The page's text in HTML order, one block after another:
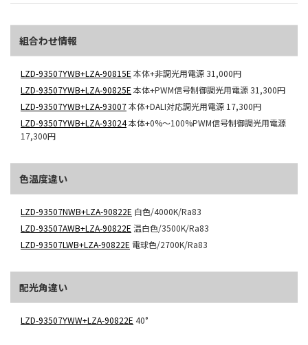
組合わせ情報
LZD-93507YWB+LZA-90815E 本体+非調光用電源31,000円
LZD-93507YWB+LZA-90825E 本体+PWM信号制御調光用電源31,300円
LZD-93507YWB+LZA-93007本体+DALI対応調光用電源 17,300円
LZD-93507YWB+LZA-93024本体+0%～100%PWM信号制御調光用電源
17,300円
色温度違い
LZD-93507NWB+LZA-90822E 白色/4000K/Ra83
LZD-93507AWB+LZA-90822E 温白色/3500K/Ra83
LZD-93507LWB+LZA-90822E 電球色/2700K/Ra83
配光角違い
LZD-93507YWW+LZA-90822E 40°